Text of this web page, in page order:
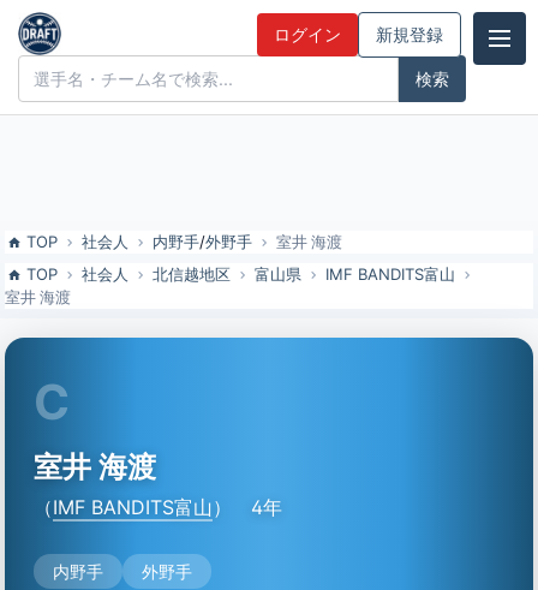
室井 海渡（IMF BANDITS富山）の特徴とドラフト評価 | ドラフト候補
とみんなの評価
ドラフト候補とみんなの評価 ログイン 新規登録
TOP 社会人 内野手/外野手
室井 海渡
TOP
社会人 北信越地区 富山県
IMF BANDITS富山
室井 海渡
C
室井 海渡
（IMF BANDITS富山） 4年
内野手 外野手